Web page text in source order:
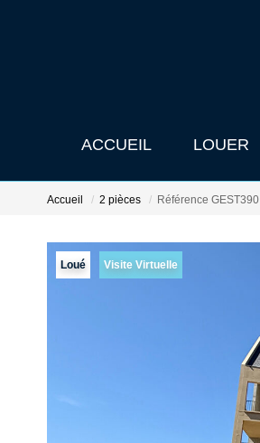
ACCUEIL LOUER
Accueil 2 pièces Référence GEST390
Loué Visite Virtuelle